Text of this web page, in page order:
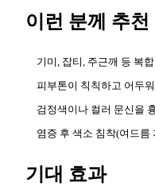
이런 분께 추천
기미, 잡티, 주근깨 등 복
피부톤이 칙칙하고 어두
검정색이나 컬러 문신을
염증 후 색소 침착(여드름
기대 효과